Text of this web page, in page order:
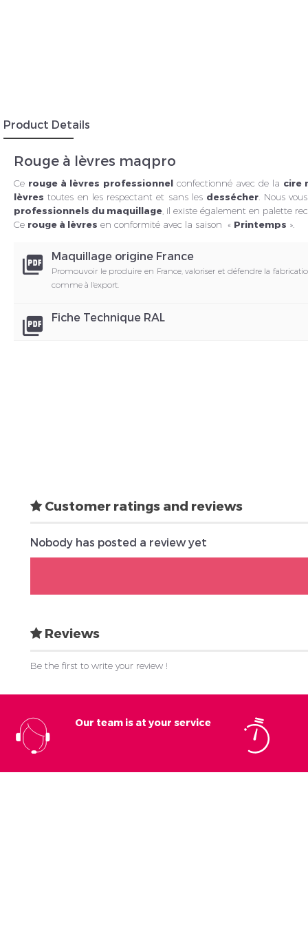
Product Details
Rouge à lèvres maqpro
Ce rouge à lèvres professionnelconfectionné avec de la cire
lèvres toutes en les respectant et sans les dessécher . Nous
professionnels du maquillage , il existe également en palette
Ce rouge à lèvres en conformité avec la saison « Printemps ».
picture_as_pdf Maquillage origine France
Promouvoir le produire en France, valoriser et défendre la
comme à l'export.
picture_as_pdf Fiche Technique RAL
Customer ratings and reviews
Nobody has posted a review yet
Reviews
Be the first to write your review !
Our team is at your service